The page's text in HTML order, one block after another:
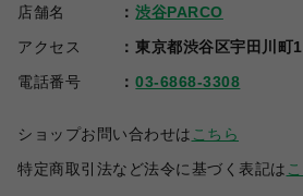
店舗名
渋谷PARCO
アクセス
東京都渋谷区宇田川町
電話番号
03-6868-3308
ショップお問い合わせは こちら
特定商取引法など法令に基づく表記は